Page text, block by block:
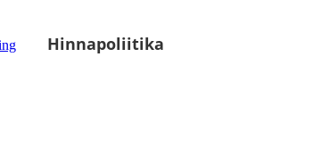
Hinnapoliitika